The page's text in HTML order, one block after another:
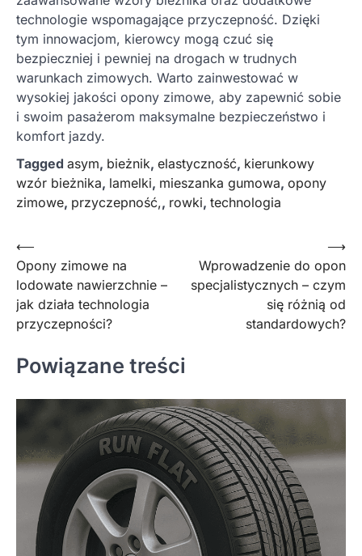
technologie wspomagające przyczepność. Dzięki
tym innowacjom, kierowcy mogą czuć się
bezpieczniej i pewniej na drogach w trudnych
warunkach zimowych. Warto zainwestować w
wysokiej jakości opony zimowe, aby zapewnić sobie
i swoim pasażerom maksymalne bezpieczeństwo i
komfort jazdy.
Tagged asym, bieżnik, elastyczność, kierunkowy
wzór bieżnika, lamelki, mieszanka gumowa, opony
zimowe, przyczepność,, rowki, technologia
Nawigacja
wpisu
⟵
Opony zimowe na
lodowate nawierzchnie –
jak działa technologia
przyczepności?
Wprowadzenie do opon
specjalistycznych – czym
się różnią od
standardowych?
⟶
Powiązane treści